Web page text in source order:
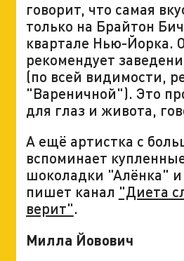
говорит, что самая
только на Брайтон
квартале Нью-Йорка.
рекомендует
(по всей видимости,
"Вареничной"). Это
для глаз и живота,
А ещё артистка с
вспоминает
шоколадки "Алёнка"
пишет канал "Диета
верит".
Милла Йовович